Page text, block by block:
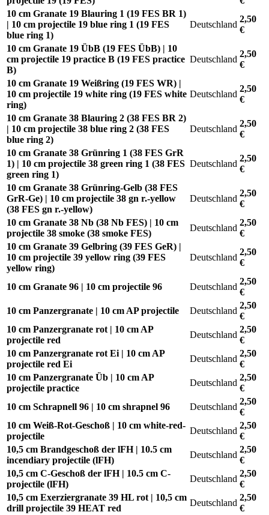
10 cm Granate 19 Blauring 1 (19 FES BR 1)
| 10 cm projectile 19 blue ring 1 (19 FES
blue ring 1)
Deutschland
2,50
€
10 cm Granate 19 ÜbB (19 FES ÜbB) | 10
cm projectile 19 practice B (19 FES practice
B)
Deutschland
2,50
€
10 cm Granate 19 Weißring (19 FES WR) |
10 cm projectile 19 white ring (19 FES white
ring)
Deutschland
2,50
€
10 cm Granate 38 Blauring 2 (38 FES BR 2)
| 10 cm projectile 38 blue ring 2 (38 FES
blue ring 2)
Deutschland
2,50
€
10 cm Granate 38 Grünring 1 (38 FES GrR
1) | 10 cm projectile 38 green ring 1 (38 FES
green ring 1)
Deutschland
2,50
€
10 cm Granate 38 Grünring-Gelb (38 FES
GrR-Ge) | 10 cm projectile 38 gn r.-yellow
(38 FES gn r.-yellow)
Deutschland
2,50
€
10 cm Granate 38 Nb (38 Nb FES) | 10 cm
projectile 38 smoke (38 smoke FES)
Deutschland
2,50
€
10 cm Granate 39 Gelbring (39 FES GeR) |
10 cm projectile 39 yellow ring (39 FES
yellow ring)
Deutschland
2,50
€
10 cm Granate 96 | 10 cm projectile 96 Deutschland
2,50
€
10 cm Panzergranate | 10 cm AP projectile
Deutschland
2,50
€
10 cm Panzergranate rot | 10 cm AP
projectile red
Deutschland
2,50
€
10 cm Panzergranate rot Ei | 10 cm AP
projectile red Ei
Deutschland
2,50
€
10 cm Panzergranate Üb | 10 cm AP
projectile practice
Deutschland
2,50
€
10 cm Schrapnell 96 | 10 cm shrapnel 96
Deutschland
2,50
€
10 cm Weiß-Rot-Geschoß | 10 cm white-red-
projectile
Deutschland
2,50
€
10,5 cm Brandgeschoß der lFH | 10.5 cm
incendiary projectile (lFH)
Deutschland
2,50
€
10,5 cm C-Geschoß der lFH | 10.5 cm C-
projectile (lFH)
Deutschland
2,50
€
10,5 cm Exerziergranate 39 HL rot | 10,5 cm
drill projectile 39 HEAT red
Deutschland
2,50
€